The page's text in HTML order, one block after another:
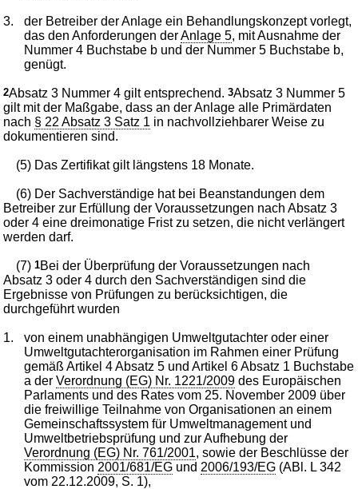
3.
der Betreiber der Anlage ein Behandlungskonzept vorlegt,
das den Anforderungen derAnlage 5, mit Ausnahme der
Nummer 4 Buchstabe b und der Nummer 5 Buchstabe b,
genügt.
2Absatz 3 Nummer 4 gilt entsprechend.3Absatz 3 Nummer 5
gilt mit der Maßgabe, dass an der Anlage alle Primärdaten
nach § 22 Absatz 3 Satz 1 in nachvollziehbarer Weise zu
dokumentieren sind.
(5) Das Zertifikat gilt längstens 18 Monate.
(6) Der Sachverständige hat bei Beanstandungen dem
Betreiber zur Erfüllung der Voraussetzungen nach Absatz 3
oder 4 eine dreimonatige Frist zu setzen, die nicht verlängert
werden darf.
(7)1Bei der Überprüfung der Voraussetzungen nach
Absatz 3 oder 4 durch den Sachverständigen sind die
Ergebnisse von Prüfungen zu berücksichtigen, die
durchgeführt wurden
1.
von einem unabhängigen Umweltgutachter oder einer
Umweltgutachterorganisation im Rahmen einer Prüfung
gemäß Artikel 4 Absatz 5 und Artikel 6 Absatz 1 Buchstabe
a derVerordnung (EG) Nr. 1221/2009 des Europäischen
Parlaments und des Rates vom 25. November 2009 über
die freiwillige Teilnahme von Organisationen an einem
Gemeinschaftssystem für Umweltmanagement und
Umweltbetriebsprüfung und zur Aufhebung der
Verordnung (EG) Nr. 761/2001, sowie der Beschlüsse der
Kommission 2001/681/EG und 2006/193/EG (ABl. L 342
vom 22.12.2009, S. 1),